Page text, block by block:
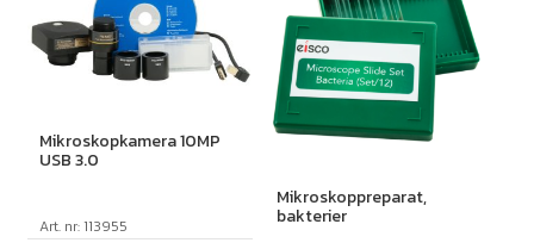
Mikroskopkamera 10MP
USB 3.0
Art. nr: 113955
Mikroskoppreparat,
bakterier